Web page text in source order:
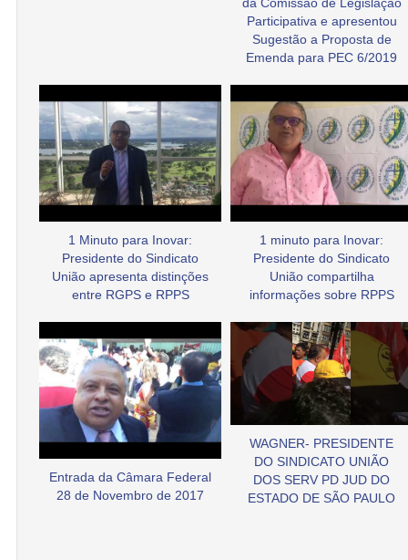
da Comissão de Legislação
Participativa e apresentou
Sugestão a Proposta de
Emenda para PEC 6/2019
1 Minuto para Inovar:
Presidente do Sindicato
União apresenta distinções
entre RGPS e RPPS
1 minuto para Inovar:
Presidente do Sindicato
União compartilha
informações sobre RPPS
Entrada da Câmara Federal
28 de Novembro de 2017
WAGNER- PRESIDENTE
DO SINDICATO UNIÃO
DOS SERV PD JUD DO
ESTADO DE SÃO PAULO